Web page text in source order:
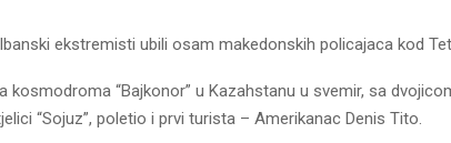
ekstremisti ubili osam makedonskih policajaca kod
kosmodroma “Bajkonor” u Kazahstanu u svemir, sa
“Sojuz”, poletio i prvi turista – Amerikanac Denis Tito.